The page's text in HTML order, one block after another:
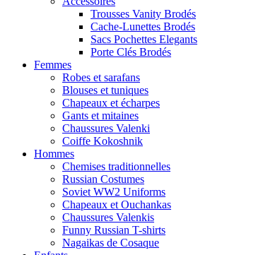
Trousses Vanity Brodés
Cache-Lunettes Brodés
Sacs Pochettes Elegants
Porte Clés Brodés
Femmes
Robes et sarafans
Blouses et tuniques
Chapeaux et écharpes
Gants et mitaines
Chaussures Valenki
Coiffe Kokoshnik
Hommes
Chemises traditionnelles
Russian Costumes
Soviet WW2 Uniforms
Chapeaux et Ouchankas
Chaussures Valenkis
Funny Russian T-shirts
Nagaikas de Cosaque